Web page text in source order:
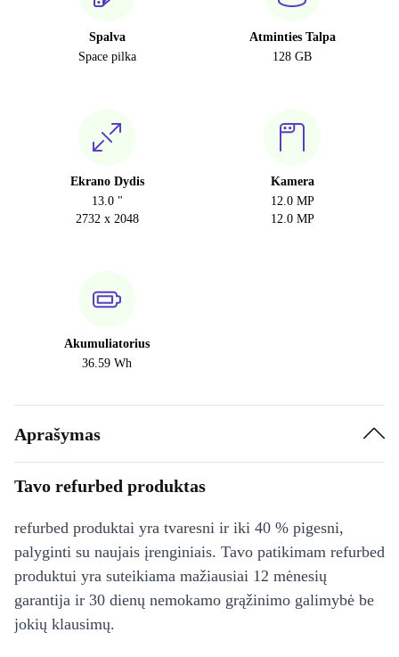
Spalva
Space pilka
Atminties Talpa
128 GB
Ekrano Dydis
13.0 "
2732 x 2048
Kamera
12.0 MP
12.0 MP
Akumuliatorius
36.59 Wh
Aprašymas
Tavo refurbed produktas
refurbed produktai yra tvaresni ir iki 40 % pigesni,
palyginti su naujais įrenginiais. Tavo patikimam refurbed
produktui yra suteikiama mažiausiai 12 mėnesių
garantija ir 30 dienų nemokamo grąžinimo galimybė be
jokių klausimų.